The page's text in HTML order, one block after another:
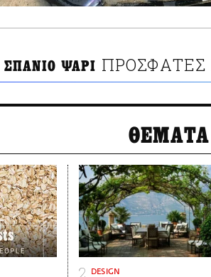
ΣΠΑΝΙΟ ΨΑΡΙ ΠΡΟΣΦΑΤΕΣ
ΘΕΜΑΤΑ
DESIGN